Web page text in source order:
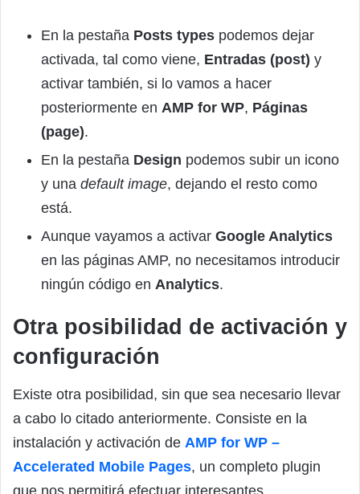
En la pestaña Posts types podemos dejar
activada, tal como viene, Entradas (post) y
activar también, si lo vamos a hacer
posteriormente en AMP for WP, Páginas
(page).
En la pestaña Design podemos subir un icono
y una default image, dejando el resto como
está.
Aunque vayamos a activar Google Analytics
en las páginas AMP, no necesitamos introducir
ningún código en Analytics.
Otra posibilidad de activación y
configuración
Existe otra posibilidad, sin que sea necesario llevar
a cabo lo citado anteriormente. Consiste en la
instalación y activación de AMP for WP –
Accelerated Mobile Pages, un completo plugin